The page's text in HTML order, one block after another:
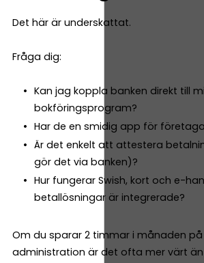
Det här är underskattat.
Fråga dig:
Kan jag koppla banken direkt till
bokföringsprogram?
Har de en smidig app för
Är det enkelt att attestera
gör det via banken)?
Hur fungerar Swish, kort och e-
betallösningar är integrerade?
Om du sparar 2 timmar i månaden
administration är det ofta mer värt